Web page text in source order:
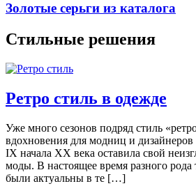
Золотые серьги из каталога
Стильные решения
Ретро стиль в одежде
Уже много сезонов подряд стиль
вдохновения для модниц и
IX начала XX века оставила свой
моды. В настоящее время разного
были актуальны в те […]